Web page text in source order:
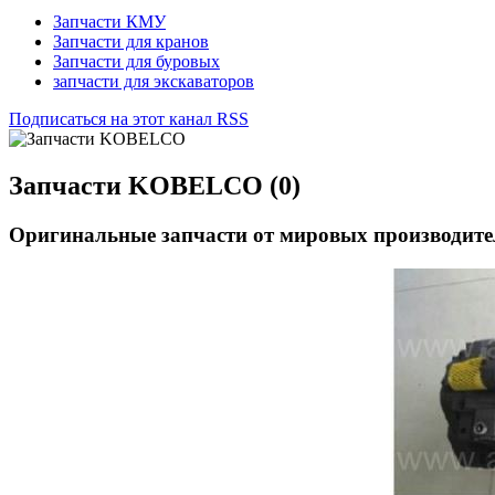
Запчасти КМУ
Запчасти для кранов
Запчасти для буровых
запчасти для экскаваторов
Подписаться на этот канал RSS
Запчасти KOBELCO (0)
Оригинальные запчасти от мировых